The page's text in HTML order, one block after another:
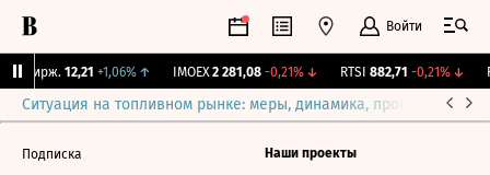
Войти
Бирж. 12,21 +1,06%↑ IMOEX 2 281,08 -0,21%↓ RTSI 882,71 -0,21%↓
Ситуация на топливном рынке: меры, динамика, прогнозы
Подписка Наши проекты